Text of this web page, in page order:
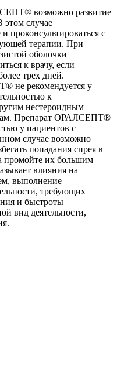
возможно развитие
этом случае
проконсультироваться с
терапии. При
оболочки
к врачу, если
трех дней.
не рекомендуется у
к
нестероидным
Препарат ОРАЛСЕПТ®
у пациентов с
случае возможно
попадания спрея в
промойте их большим
влияния на
выполнение
требующих
и быстроты
вид деятельности,